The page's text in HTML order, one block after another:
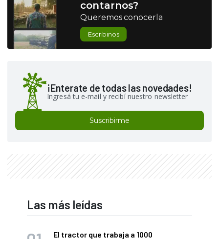
contarnos?
Queremos conocerla
Escribinos
¡Enterate de todas las novedades!
Ingresá tu e-mail y recibí nuestro newsletter
Suscribirme
Las más leídas
El tractor que trabaja a 1000